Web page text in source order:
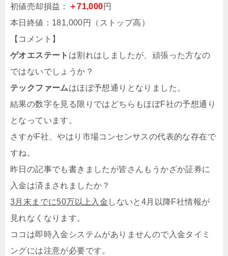
初値売却損益：
＋71,000 円
本日終値：181,000円（ストップ高）
【コメント】
ゲオエステート は割れはしましたが、頑張った方なの
ではないでしょうか？
テックファームはほぼ予想通りとなりました。
結果の数字を見る限りではどちらもほぼF社の予想通り
となっています。
さすがF社、やはり市場コンセンサスの代表的な存在で
すね。
昨日の記事でも書きましたが皆さんもうかざか証券に
入金は済まされましたか？
3月末までに50万以上入金 しないと4月以降F社情報が
見れなくなります。
ココは即時入金システムがありませんので入金タイミ
ングには注意が必要です。